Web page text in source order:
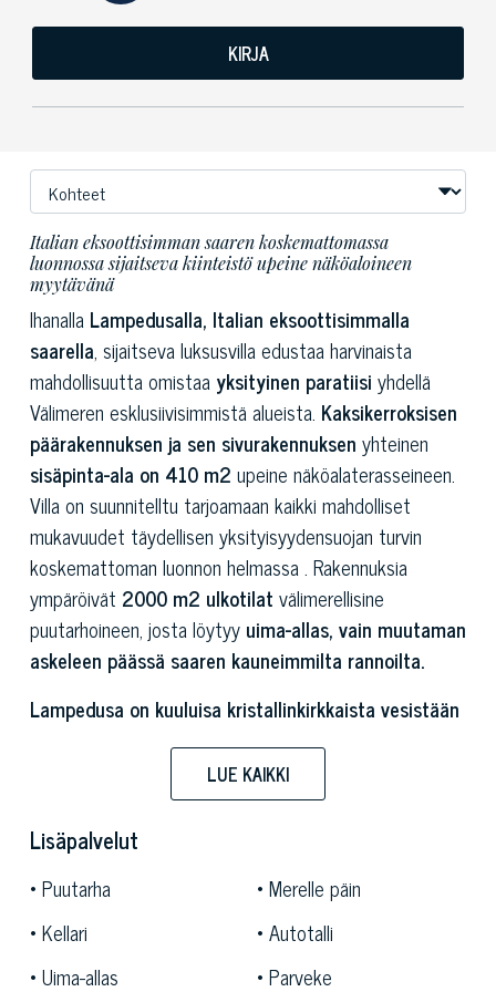
KIRJA
Italian eksoottisimman saaren koskemattomassa
luonnossa sijaitseva kiinteistö upeine näköaloineen
myytävänä
Ihanalla Lampedusalla, Italian eksoottisimmalla
saarella, sijaitseva luksusvilla edustaa harvinaista
mahdollisuutta omistaa yksityinen paratiisi yhdellä
Välimeren esklusiivisimmistä alueista. Kaksikerroksisen
päärakennuksen ja sen sivurakennuksen yhteinen
sisäpinta-ala on 410 m2 upeine näköalaterasseineen.
Villa on suunnitelltu tarjoamaan kaikki mahdolliset
mukavuudet täydellisen yksityisyydensuojan turvin
koskemattoman luonnon helmassa . Rakennuksia
ympäröivät 2000 m2 ulkotilat välimerellisine
puutarhoineen, josta löytyy uima-allas, vain muutaman
askeleen päässä saaren kauneimmilta rannoilta.
Lampedusa on kuuluisa kristallinkirkkaista vesistään
joita rikastuttavat lukuisat merenelävät.
rantoja luonnehtivat valkeat hienohiekkaiset uimarannat,
jotka lukeutuvat maailman puhtaimpiin. Yksi
kuuluisimmista on "Jänisten ranta" jossa on mahdollista
uida paratiisimaisissa vesissä joita ympäröivät lumoavat
näkymät välimeren ihanan auringon alla. Myös
pienemmät ja villimmät Cala Greca ja Cala Galera
LUE KAIKKI
Lisäpalvelut
Puutarha
Merelle päin
Kellari
Autotalli
Uima-allas
Parveke